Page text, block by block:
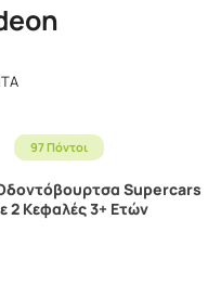
97 Πόντοι
Supercars
2 Κεφαλές 3+ Ετών